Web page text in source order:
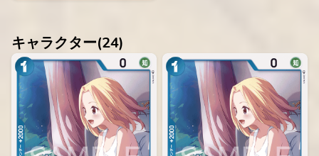
キャラクター(24)